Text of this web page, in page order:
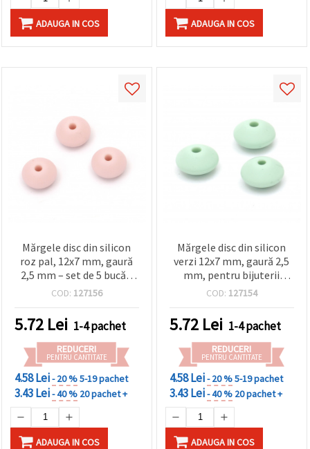
ADAUGA IN COS ADAUGA IN COS
Mărgele disc din silicon
roz pal, 12x7 mm, gaură
2,5 mm – set de 5 bucăți
pentru bijuterii DIY și
COD: 127156
5.72 Lei 1-4 pachet
REDUCERI
PENTRU CANTITATE
4.58 Lei- 20 %5-19 pachet
3.43 Lei- 40 % 20 pachet +
ADAUGA IN COS
Mărgele disc din silicon
verzi 12x7 mm, gaură 2,5
mm, pentru bijuterii
handmade și accesorii DIY
COD: 127154
5.72 Lei 1-4 pachet
REDUCERI
PENTRU CANTITATE
4.58 Lei- 20 %5-19 pachet
3.43 Lei- 40 % 20 pachet +
ADAUGA IN COS